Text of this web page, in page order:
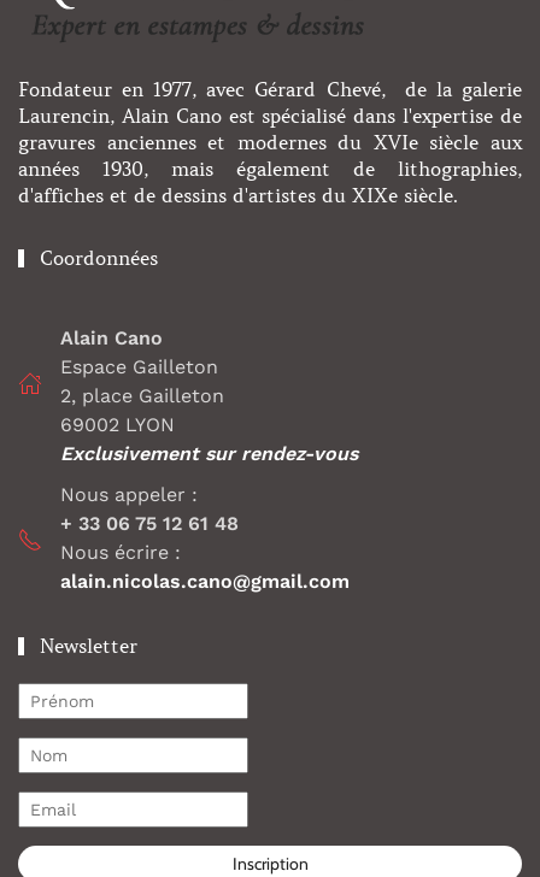
Fondateur en 1977, avec Gérard Chevé, de la galerie
Laurencin, Alain Cano est spécialisé dans l'expertise de
gravures anciennes et modernes du XVIe siècle aux
années 1930, mais également de lithographies,
d'affiches et de dessins d'artistes du XIXe siècle.
Coordonnées
Alain Cano
Espace Gailleton
2, place Gailleton
69002 LYON
Exclusivement sur rendez-vous
Nous appeler :
+ 33 06 75 12 61 48
Nous écrire :
alain.nicolas.cano@gmail.com
Newsletter
Inscription